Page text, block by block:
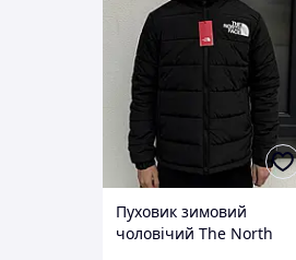
Пуховик зимовий
чоловічий The North